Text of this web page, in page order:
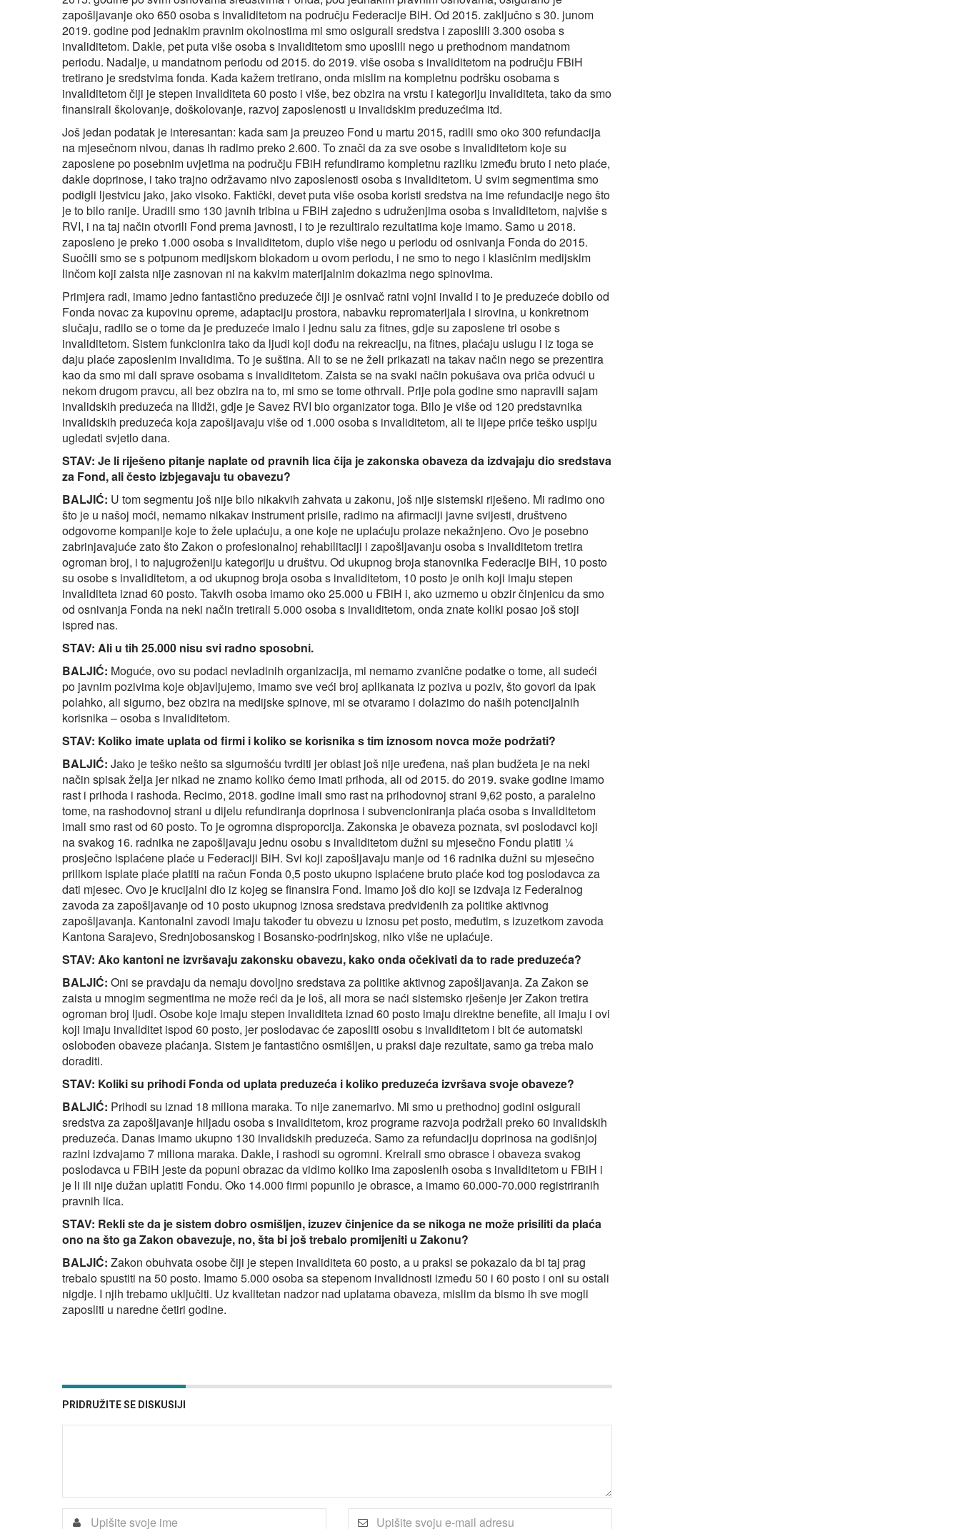
zapošljavanje oko 650 osoba s invaliditetom na području Federacije BiH. Od 2015. zaključno s 30. junom
2019. godine pod jednakim pravnim okolnostima mi smo osigurali sredstva i zaposlili 3.300 osoba s
invaliditetom. Dakle, pet puta više osoba s invaliditetom smo uposlili nego u prethodnom mandatnom
periodu. Nadalje, u mandatnom periodu od 2015. do 2019. više osoba s invaliditetom na području FBiH
tretirano je sredstvima fonda. Kada kažem tretirano, onda mislim na kompletnu podršku osobama s
invaliditetom čiji je stepen invaliditeta 60 posto i više, bez obzira na vrstu i kategoriju invaliditeta, tako da smo
finansirali školovanje, doškolovanje, razvoj zaposlenosti u invalidskim preduzećima itd.
Još jedan podatak je interesantan: kada sam ja preuzeo Fond u martu 2015, radili smo oko 300 refundacija
na mjesečnom nivou, danas ih radimo preko 2.600. To znači da za sve osobe s invaliditetom koje su
zaposlene po posebnim uvjetima na području FBiH refundiramo kompletnu razliku između bruto i neto plaće,
dakle doprinose, i tako trajno održavamo nivo zaposlenosti osoba s invaliditetom. U svim segmentima smo
podigli ljestvicu jako, jako visoko. Faktički, devet puta više osoba koristi sredstva na ime refundacije nego što
je to bilo ranije. Uradili smo 130 javnih tribina u FBiH zajedno s udruženjima osoba s invaliditetom, najviše s
RVI, i na taj način otvorili Fond prema javnosti, i to je rezultiralo rezultatima koje imamo. Samo u 2018.
zaposleno je preko 1.000 osoba s invaliditetom, duplo više nego u periodu od osnivanja Fonda do 2015.
Suočili smo se s potpunom medijskom blokadom u ovom periodu, i ne smo to nego i klasičnim medijskim
linčom koji zaista nije zasnovan ni na kakvim materijalnim dokazima nego spinovima.
Primjera radi, imamo jedno fantastično preduzeće čiji je osnivač ratni vojni invalid i to je preduzeće dobilo od
Fonda novac za kupovinu opreme, adaptaciju prostora, nabavku repromaterijala i sirovina, u konkretnom
slučaju, radilo se o tome da je preduzeće imalo i jednu salu za fitnes, gdje su zaposlene tri osobe s
invaliditetom. Sistem funkcionira tako da ljudi koji dođu na rekreaciju, na fitnes, plaćaju uslugu i iz toga se
daju plaće zaposlenim invalidima. To je suština. Ali to se ne želi prikazati na takav način nego se prezentira
kao da smo mi dali sprave osobama s invaliditetom. Zaista se na svaki način pokušava ova priča odvući u
nekom drugom pravcu, ali bez obzira na to, mi smo se tome othrvali. Prije pola godine smo napravili sajam
invalidskih preduzeća na Ilidži, gdje je Savez RVI bio organizator toga. Bilo je više od 120 predstavnika
invalidskih preduzeća koja zapošljavaju više od 1.000 osoba s invaliditetom, ali te lijepe priče teško uspiju
ugledati svjetlo dana.
STAV: Je li riješeno pitanje naplate od pravnih lica čija je zakonska obaveza da izdvajaju dio sredstava
za Fond, ali često izbjegavaju tu obavezu?
BALJIĆ: U tom segmentu još nije bilo nikakvih zahvata u zakonu, još nije sistemski riješeno. Mi radimo ono
što je u našoj moći, nemamo nikakav instrument prisile, radimo na afirmaciji javne svijesti, društveno
odgovorne kompanije koje to žele uplaćuju, a one koje ne uplaćuju prolaze nekažnjeno. Ovo je posebno
zabrinjavajuće zato što Zakon o profesionalnoj rehabilitaciji i zapošljavanju osoba s invaliditetom tretira
ogroman broj, i to najugroženiju kategoriju u društvu. Od ukupnog broja stanovnika Federacije BiH, 10 posto
su osobe s invaliditetom, a od ukupnog broja osoba s invaliditetom, 10 posto je onih koji imaju stepen
invaliditeta iznad 60 posto. Takvih osoba imamo oko 25.000 u FBiH i, ako uzmemo u obzir činjenicu da smo
od osnivanja Fonda na neki način tretirali 5.000 osoba s invaliditetom, onda znate koliki posao još stoji
ispred nas.
STAV: Ali u tih 25.000 nisu svi radno sposobni.
BALJIĆ: Moguće, ovo su podaci nevladinih organizacija, mi nemamo zvanične podatke o tome, ali sudeći
po javnim pozivima koje objavljujemo, imamo sve veći broj aplikanata iz poziva u poziv, što govori da ipak
polahko, ali sigurno, bez obzira na medijske spinove, mi se otvaramo i dolazimo do naših potencijalnih
korisnika – osoba s invaliditetom.
STAV: Koliko imate uplata od firmi i koliko se korisnika s tim iznosom novca može podržati?
BALJIĆ: Jako je teško nešto sa sigurnošću tvrditi jer oblast još nije uređena, naš plan budžeta je na neki
način spisak želja jer nikad ne znamo koliko ćemo imati prihoda, ali od 2015. do 2019. svake godine imamo
rast i prihoda i rashoda. Recimo, 2018. godine imali smo rast na prihodovnoj strani 9,62 posto, a paralelno
tome, na rashodovnoj strani u dijelu refundiranja doprinosa i subvencioniranja plaća osoba s invaliditetom
imali smo rast od 60 posto. To je ogromna disproporcija. Zakonska je obaveza poznata, svi poslodavci koji
na svakog 16. radnika ne zapošljavaju jednu osobu s invaliditetom dužni su mjesečno Fondu platiti ¼
prosječno isplaćene plaće u Federaciji BiH. Svi koji zapošljavaju manje od 16 radnika dužni su mjesečno
prilikom isplate plaće platiti na račun Fonda 0,5 posto ukupno isplaćene bruto plaće kod tog poslodavca za
dati mjesec. Ovo je krucijalni dio iz kojeg se finansira Fond. Imamo još dio koji se izdvaja iz Federalnog
zavoda za zapošljavanje od 10 posto ukupnog iznosa sredstava predviđenih za politike aktivnog
zapošljavanja. Kantonalni zavodi imaju također tu obvezu u iznosu pet posto, međutim, s izuzetkom zavoda
Kantona Sarajevo, Srednjobosanskog i Bosansko-podrinjskog, niko više ne uplaćuje.
STAV: Ako kantoni ne izvršavaju zakonsku obavezu, kako onda očekivati da to rade preduzeća?
BALJIĆ: Oni se pravdaju da nemaju dovoljno sredstava za politike aktivnog zapošljavanja. Za Zakon se
zaista u mnogim segmentima ne može reći da je loš, ali mora se naći sistemsko rješenje jer Zakon tretira
ogroman broj ljudi. Osobe koje imaju stepen invaliditeta iznad 60 posto imaju direktne benefite, ali imaju i ovi
koji imaju invaliditet ispod 60 posto, jer poslodavac će zaposliti osobu s invaliditetom i bit će automatski
oslobođen obaveze plaćanja. Sistem je fantastično osmišljen, u praksi daje rezultate, samo ga treba malo
doraditi.
STAV: Koliki su prihodi Fonda od uplata preduzeća i koliko preduzeća izvršava svoje obaveze?
BALJIĆ: Prihodi su iznad 18 miliona maraka. To nije zanemarivo. Mi smo u prethodnoj godini osigurali
sredstva za zapošljavanje hiljadu osoba s invaliditetom, kroz programe razvoja podržali preko 60 invalidskih
preduzeća. Danas imamo ukupno 130 invalidskih preduzeća. Samo za refundaciju doprinosa na godišnjoj
razini izdvajamo 7 miliona maraka. Dakle, i rashodi su ogromni. Kreirali smo obrasce i obaveza svakog
poslodavca u FBiH jeste da popuni obrazac da vidimo koliko ima zaposlenih osoba s invaliditetom u FBiH i
je li ili nije dužan uplatiti Fondu. Oko 14.000 firmi popunilo je obrasce, a imamo 60.000-70.000 registriranih
pravnih lica.
STAV: Rekli ste da je sistem dobro osmišljen, izuzev činjenice da se nikoga ne može prisiliti da plaća
ono na što ga Zakon obavezuje, no, šta bi još trebalo promijeniti u Zakonu?
BALJIĆ: Zakon obuhvata osobe čiji je stepen invaliditeta 60 posto, a u praksi se pokazalo da bi taj prag
trebalo spustiti na 50 posto. Imamo 5.000 osoba sa stepenom invalidnosti između 50 i 60 posto i oni su ostali
nigdje. I njih trebamo uključiti. Uz kvalitetan nadzor nad uplatama obaveza, mislim da bismo ih sve mogli
zaposliti u naredne četiri godine.
PRIDRUŽITE SE DISKUSIJI